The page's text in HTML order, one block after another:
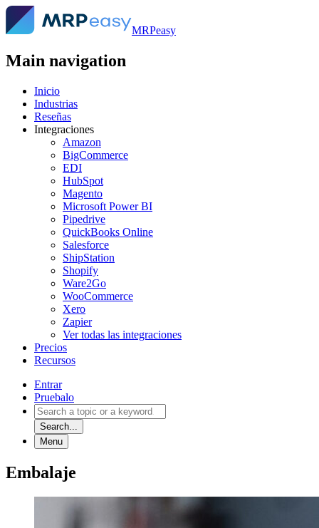
MRPeasy
Main navigation
Inicio
Industrias
Reseñas
Integraciones
Amazon
BigCommerce
EDI
HubSpot
Magento
Microsoft Power BI
Pipedrive
QuickBooks Online
Salesforce
ShipStation
Shopify
Ware2Go
WooCommerce
Xero
Zapier
Ver todas las integraciones
Precios
Recursos
Entrar
Pruebalo
Search...
Menu
Embalaje